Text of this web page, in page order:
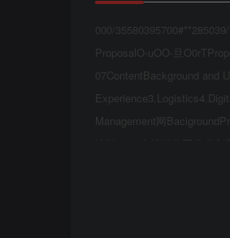
000/
ProposalO-uOO-旦
07ContentBackground and
Management网
论坛200+中外媒体开发者